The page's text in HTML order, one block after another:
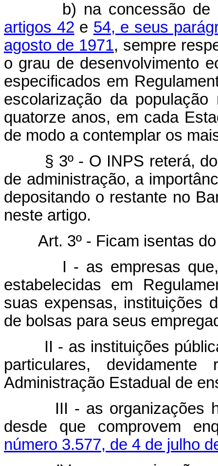
b) na concessão de
artigos 42 e 54, e seus
agosto de 1971, sempre
o grau de desenvolvimento
especificados em
escolarização da
quatorze anos, em cada
de modo a contemplar os
§ 3º - O INPS reterá, do
de administração, a
depositando o restante no
neste artigo.
Art. 3º - Ficam isentas do
I - as empresas que,
estabelecidas em
suas expensas, instituições
de bolsas para seus
II - as instituições
particulares,
Administração Estadual de
III - as organizações
desde que comprovem
número 3.577, de 4 de julho